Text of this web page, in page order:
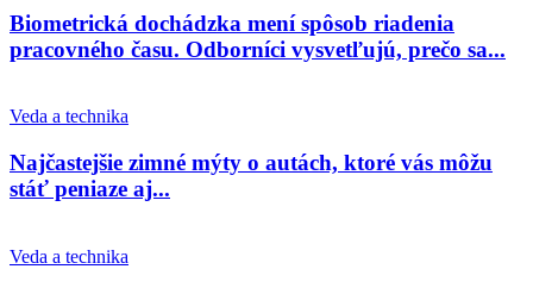
Biometrická dochádzka mení spôsob riadenia
pracovného času. Odborníci vysvetľujú, prečo sa...
Veda a technika
Najčastejšie zimné mýty o autách, ktoré vás môžu
stáť peniaze aj...
Veda a technika